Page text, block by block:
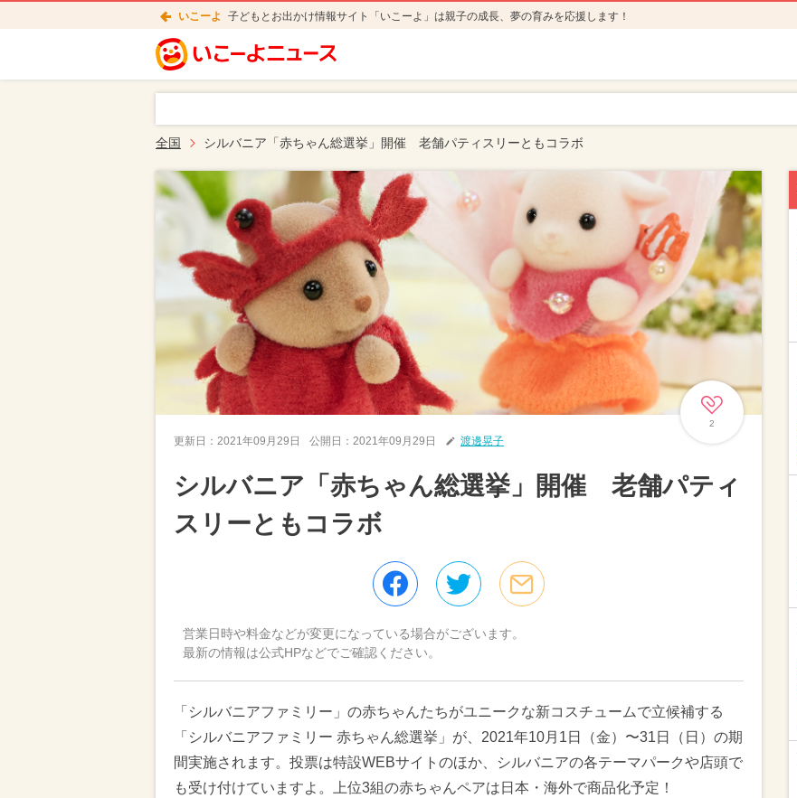
いこーよ 子どもとお出かけ情報サイト「いこーよ」は親子の成長、夢の育みを応援します！
全国 シルバニア「赤ちゃん総選挙」開催 老舗パティスリーともコラボ
2
更新日： 2021年09月29日 公開日： 2021年09月29日 渡邊晃子
シルバニア「赤ちゃん総選挙」開催 老舗パティ
スリーともコラボ
営業日時や料金などが変更になっている場合がございます。
最新の情報は公式HPなどでご確認ください。
「シルバニアファミリー」の赤ちゃんたちがユニークな新コスチュームで立候補する
「シルバニアファミリー 赤ちゃん総選挙」が、2021年10月1日（金）〜31日（日）の期
間実施されます。投票は特設WEBサイトのほか、シルバニアの各テーマパークや店頭で
も受け付けていますよ。上位3組の赤ちゃんペアは日本・海外で商品化予定！